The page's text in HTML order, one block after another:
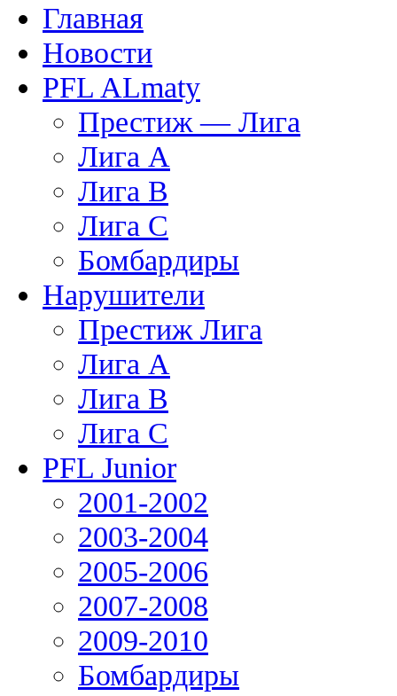
Главная
Новости
PFL ALmaty
Престиж — Лига
Лига А
Лига В
Лига С
Бомбардиры
Нарушители
Престиж Лига
Лига А
Лига В
Лига С
PFL Junior
2001-2002
2003-2004
2005-2006
2007-2008
2009-2010
Бомбардиры